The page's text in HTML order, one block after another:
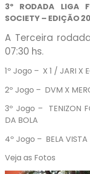
3º RODADA LIGA
SOCIETY – EDIÇÃO
A Terceira
07:30 hs.
1º Jogo – X 1 / JARI X
2º Jogo – DVM X
3º Jogo – TENIZON
DA BOLA
4º Jogo – BELA VISTA
Veja as Fotos